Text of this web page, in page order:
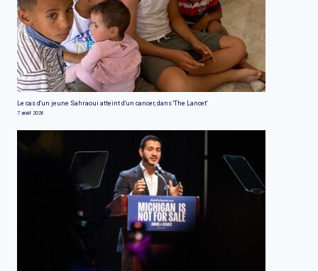
Le cas d'un jeune Sahraoui atteint d'un cancer, dans 'The Lancet'
7 août 2026